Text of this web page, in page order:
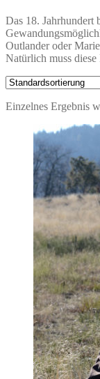
Das 18. Jahrhundert
Outlander oder
Natürlich muss
Einzelnes Ergebnis